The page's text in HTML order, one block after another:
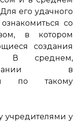
его удачного
со
в котором
создания
В среднем,
в
по такому
учредителями у